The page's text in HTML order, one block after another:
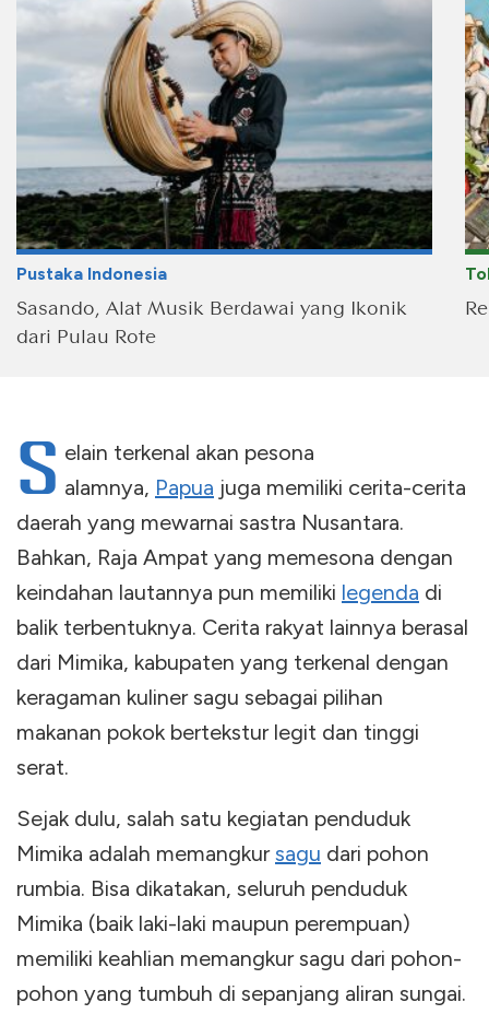
Pustaka Indonesia
Sasando, Alat Musik Berdawai yang Ikonik
dari Pulau Rote
S elain terkenal akan pesona
alamnya, Papua juga memiliki cerita-cerita
daerah yang mewarnai sastra Nusantara.
Bahkan, Raja Ampat yang memesona dengan
keindahan lautannya pun memiliki legenda di
balik terbentuknya. Cerita rakyat lainnya berasal
dari Mimika, kabupaten yang terkenal dengan
keragaman kuliner sagu sebagai pilihan
makanan pokok bertekstur legit dan tinggi
serat.
Sejak dulu, salah satu kegiatan penduduk
Mimika adalah memangkursagu dari pohon
rumbia. Bisa dikatakan, seluruh penduduk
Mimika (baik laki-laki maupun perempuan)
memiliki keahlian memangkur sagu dari pohon-
pohon yang tumbuh di sepanjang aliran sungai.